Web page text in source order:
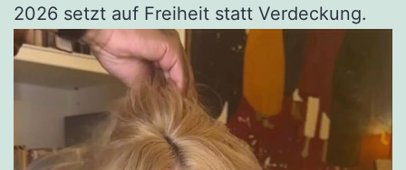
2026 setzt auf Freiheit statt Verdeckung.